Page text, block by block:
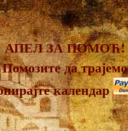
АПЕЛ ЗА ПОМОЋ!
Помозите да трајемо
календар